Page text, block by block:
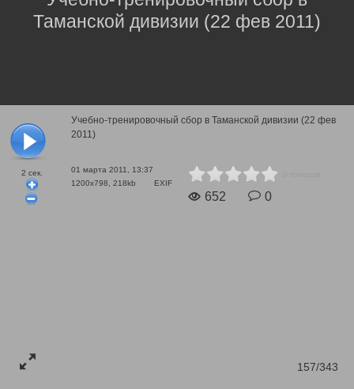
2 сек.
Учебно-тренировочный сбор в Таманской дивизии (22 фев
2011)
01 марта 2011, 13:37
1200x798, 218kb
EXIF
652 0
157/343
Таманской дивизии (22 фев 2011)